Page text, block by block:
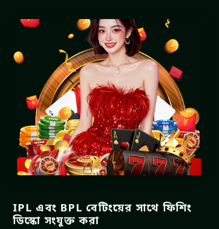
IPL এবং BPL বেটিংয়ের সাথে ফিশিং
ডিস্কো সংযুক্ত করা